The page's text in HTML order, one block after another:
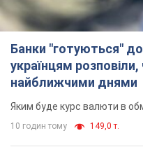
Банки "готуються"
українцям розповіли,
найближчими днями
Яким буде курс валюти в
10 годин тому 149,0 т.